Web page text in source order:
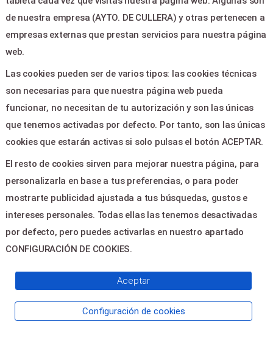
LEGAL & PAGOS
Política de privacidad
Contactar
CONTACTO
Plaza de la Virgen,5 - CULLERA
46400
casacultura@cullera.es
96 172 46 16
Servientradas
Reserved
de nuestra empresa (AYTO. DE CULLERA) y otras pertenecen a
empresas externas que prestan servicios para nuestra página
web.
Las cookies pueden ser de varios tipos: las cookies técnicas
son necesarias para que nuestra página web pueda
funcionar, no necesitan de tu autorización y son las únicas
que tenemos activadas por defecto. Por tanto, son las únicas
cookies que estarán activas si solo pulsas el botón ACEPTAR.
El resto de cookies sirven para mejorar nuestra página, para
personalizarla en base a tus preferencias, o para poder
mostrarte publicidad ajustada a tus búsquedas, gustos e
intereses personales. Todas ellas las tenemos desactivadas
por defecto, pero puedes activarlas en nuestro apartado
CONFIGURACIÓN DE COOKIES.
Aceptar
Configuración de cookies